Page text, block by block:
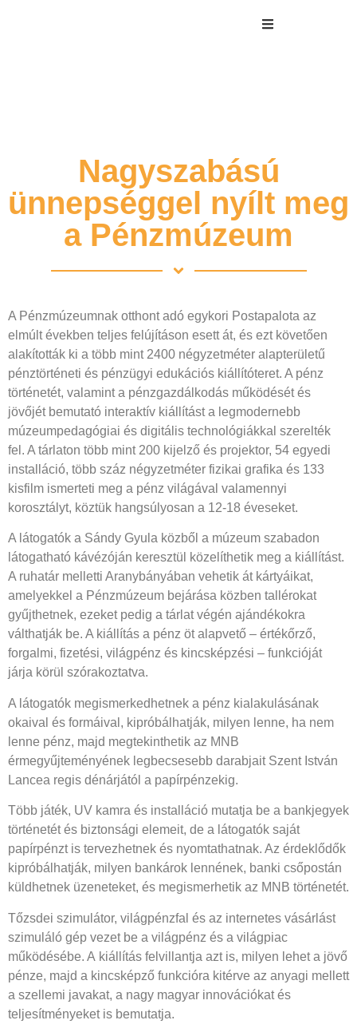
Nagyszabású
ünnepséggel nyílt meg
a Pénzmúzeum
A Pénzmúzeumnak otthont adó egykori Postapalota az
elmúlt években teljes felújításon esett át, és ezt követően
alakították ki a több mint 2400 négyzetméter alapterületű
pénztörténeti és pénzügyi edukációs kiállítóteret. A pénz
történetét, valamint a pénzgazdálkodás működését és
jövőjét bemutató interaktív kiállítást a legmodernebb
múzeumpedagógiai és digitális technológiákkal szerelték
fel. A tárlaton több mint 200 kijelző és projektor, 54 egyedi
installáció, több száz négyzetméter fizikai grafika és 133
kisfilm ismerteti meg a pénz világával valamennyi
korosztályt, köztük hangsúlyosan a 12-18 éveseket.
A látogatók a Sándy Gyula közből a múzeum szabadon
látogatható kávézóján keresztül közelíthetik meg a kiállítást.
A ruhatár melletti Aranybányában vehetik át kártyáikat,
amelyekkel a Pénzmúzeum bejárása közben tallérokat
gyűjthetnek, ezeket pedig a tárlat végén ajándékokra
válthatják be. A kiállítás a pénz öt alapvető – értékőrző,
forgalmi, fizetési, világpénz és kincsképzési – funkcióját
járja körül szórakoztatva.
A látogatók megismerkedhetnek a pénz kialakulásának
okaival és formáival, kipróbálhatják, milyen lenne, ha nem
lenne pénz, majd megtekinthetik az MNB
érmegyűjteményének legbecsesebb darabjait Szent István
Lancea regis dénárjától a papírpénzekig.
Több játék, UV kamra és installáció mutatja be a bankjegyek
történetét és biztonsági elemeit, de a látogatók saját
papírpénzt is tervezhetnek és nyomtathatnak. Az érdeklődők
kipróbálhatják, milyen bankárok lennének, banki csőpostán
küldhetnek üzeneteket, és megismerhetik az MNB történetét.
Tőzsdei szimulátor, világpénzfal és az internetes vásárlást
szimuláló gép vezet be a világpénz és a világpiac
működésébe. A kiállítás felvillantja azt is, milyen lehet a jövő
pénze, majd a kincsképző funkcióra kitérve az anyagi mellett
a szellemi javakat, a nagy magyar innovációkat és
teljesítményeket is bemutatja.